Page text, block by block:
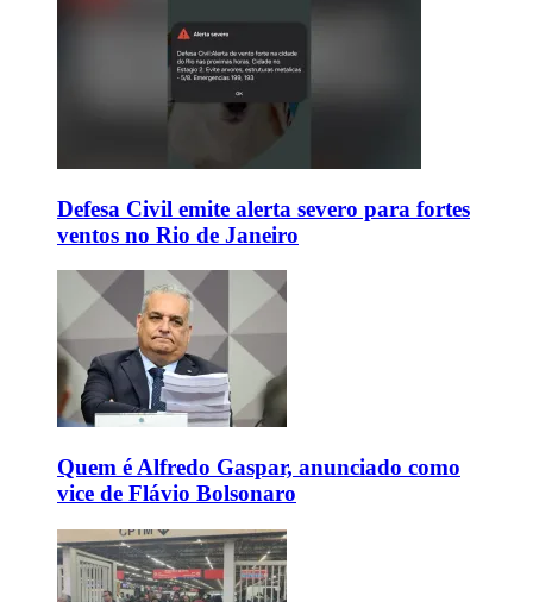
Defesa Civil emite alerta severo para fortes
ventos no Rio de Janeiro
Quem é Alfredo Gaspar, anunciado como
vice de Flávio Bolsonaro